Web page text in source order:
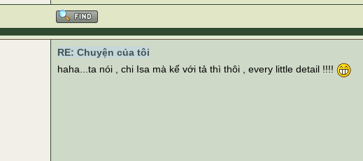
RE: Chuyện của tôi
haha...ta nói , chi Isa mà kể với tả thì thôi , every little detail !!!!